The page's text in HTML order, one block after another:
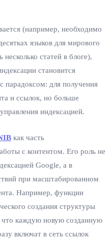
(например, необходимо
языков для мирового
статей в блоге),
становится
парадоксом: для получения
и ссылок, но больше
индексацией.
как часть
с контентом. Его роль не
Google, а в
при масштабированном
Например, функции
создания структуры
что каждую новую созданную
включат в сеть ссылок